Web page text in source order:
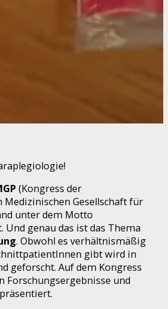
(Kongress der
Medizinischen Gesellschaft für
unter dem Motto
Und genau das ist das Thema
. Obwohl es verhältnismäßig
gibt wird in
geforscht. Auf dem Kongress
Forschungsergebnisse und